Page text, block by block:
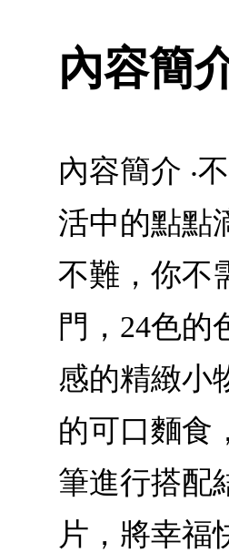
內容簡
內容簡介 ‧
活中的點點
不難，你不
門，24色的
感的精緻小
的可口麵食
筆進行搭配
片，將幸福